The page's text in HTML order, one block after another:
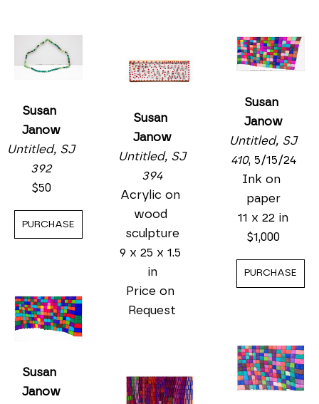
Susan
Janow
Untitled, SJ
392
$50
PURCHASE
Susan
Janow
Susan
Janow
Untitled, SJ
394
Acrylic on
wood
sculpture
9 x 25 x 1.5
in
Price on
Request
Susan
Janow
Untitled, SJ
410, 5/15/24
Ink on
paper
11 x 22 in
$1,000
PURCHASE